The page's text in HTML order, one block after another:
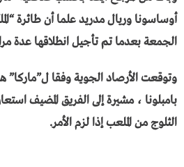
أوساسونا وريال مدريد علما أن طائرة
الجمعة بعدما تم تأجيل انطلاقها عدة
وتوقعت الأرصاد الجوية وفقا ل”ماركا”
بامبلونا ، مشيرة إلى الفريق المضيف
الثلوج من الملعب إذا لزم الأمر.